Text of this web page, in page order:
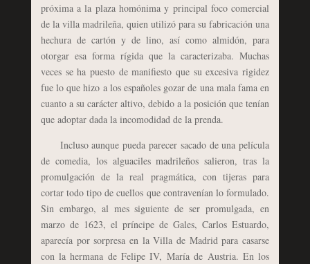
próxima a la plaza homónima y principal foco comercial
de la villa madrileña, quien utilizó para su fabricación una
hechura de cartón y de lino, así como almidón, para
otorgar esa forma rígida que la caracterizaba. Muchas
veces se ha puesto de manifiesto que su excesiva rigidez
fue lo que hizo a los españoles gozar de una mala fama en
cuanto a su carácter altivo, debido a la posición que tenían
que adoptar dada la incomodidad de la prenda.
Incluso aunque pueda parecer sacado de una película
de comedia, los alguaciles madrileños salieron, tras la
promulgación de la real pragmática, con tijeras para
cortar todo tipo de cuellos que contravenían lo formulado.
Sin embargo, al mes siguiente de ser promulgada, en
marzo de 1623, el príncipe de Gales, Carlos Estuardo,
aparecía por sorpresa en la Villa de Madrid para casarse
con la hermana de Felipe IV, María de Austria. En los